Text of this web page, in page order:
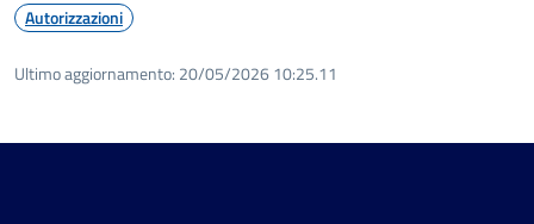
Autorizzazioni
Ultimo aggiornamento: 20/05/2026 10:25.11